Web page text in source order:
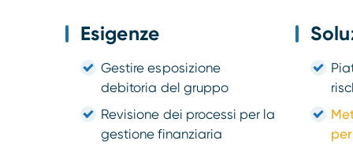
Esigenze
Gestire esposizione
debitoria del gruppo
Revisione dei processi per la
gestione finanziaria